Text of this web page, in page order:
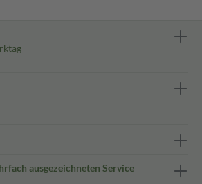
ausgezeichneten Service